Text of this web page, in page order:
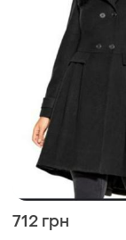
712 грн